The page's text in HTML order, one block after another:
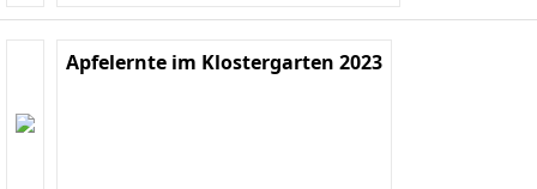
Apfelernte im Klostergarten 2023